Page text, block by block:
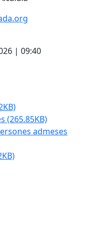
| 09:40
(265.85KB)
admeses